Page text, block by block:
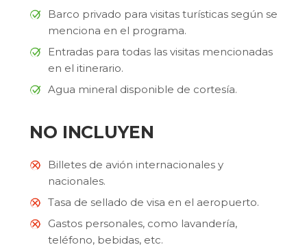
Barco privado para visitas turísticas según se
menciona en el programa.
Entradas para todas las visitas mencionadas
en el itinerario.
Agua mineral disponible de cortesía.
NO INCLUYEN
Billetes de avión internacionales y
nacionales.
Tasa de sellado de visa en el aeropuerto.
Gastos personales, como lavandería,
teléfono, bebidas, etc.